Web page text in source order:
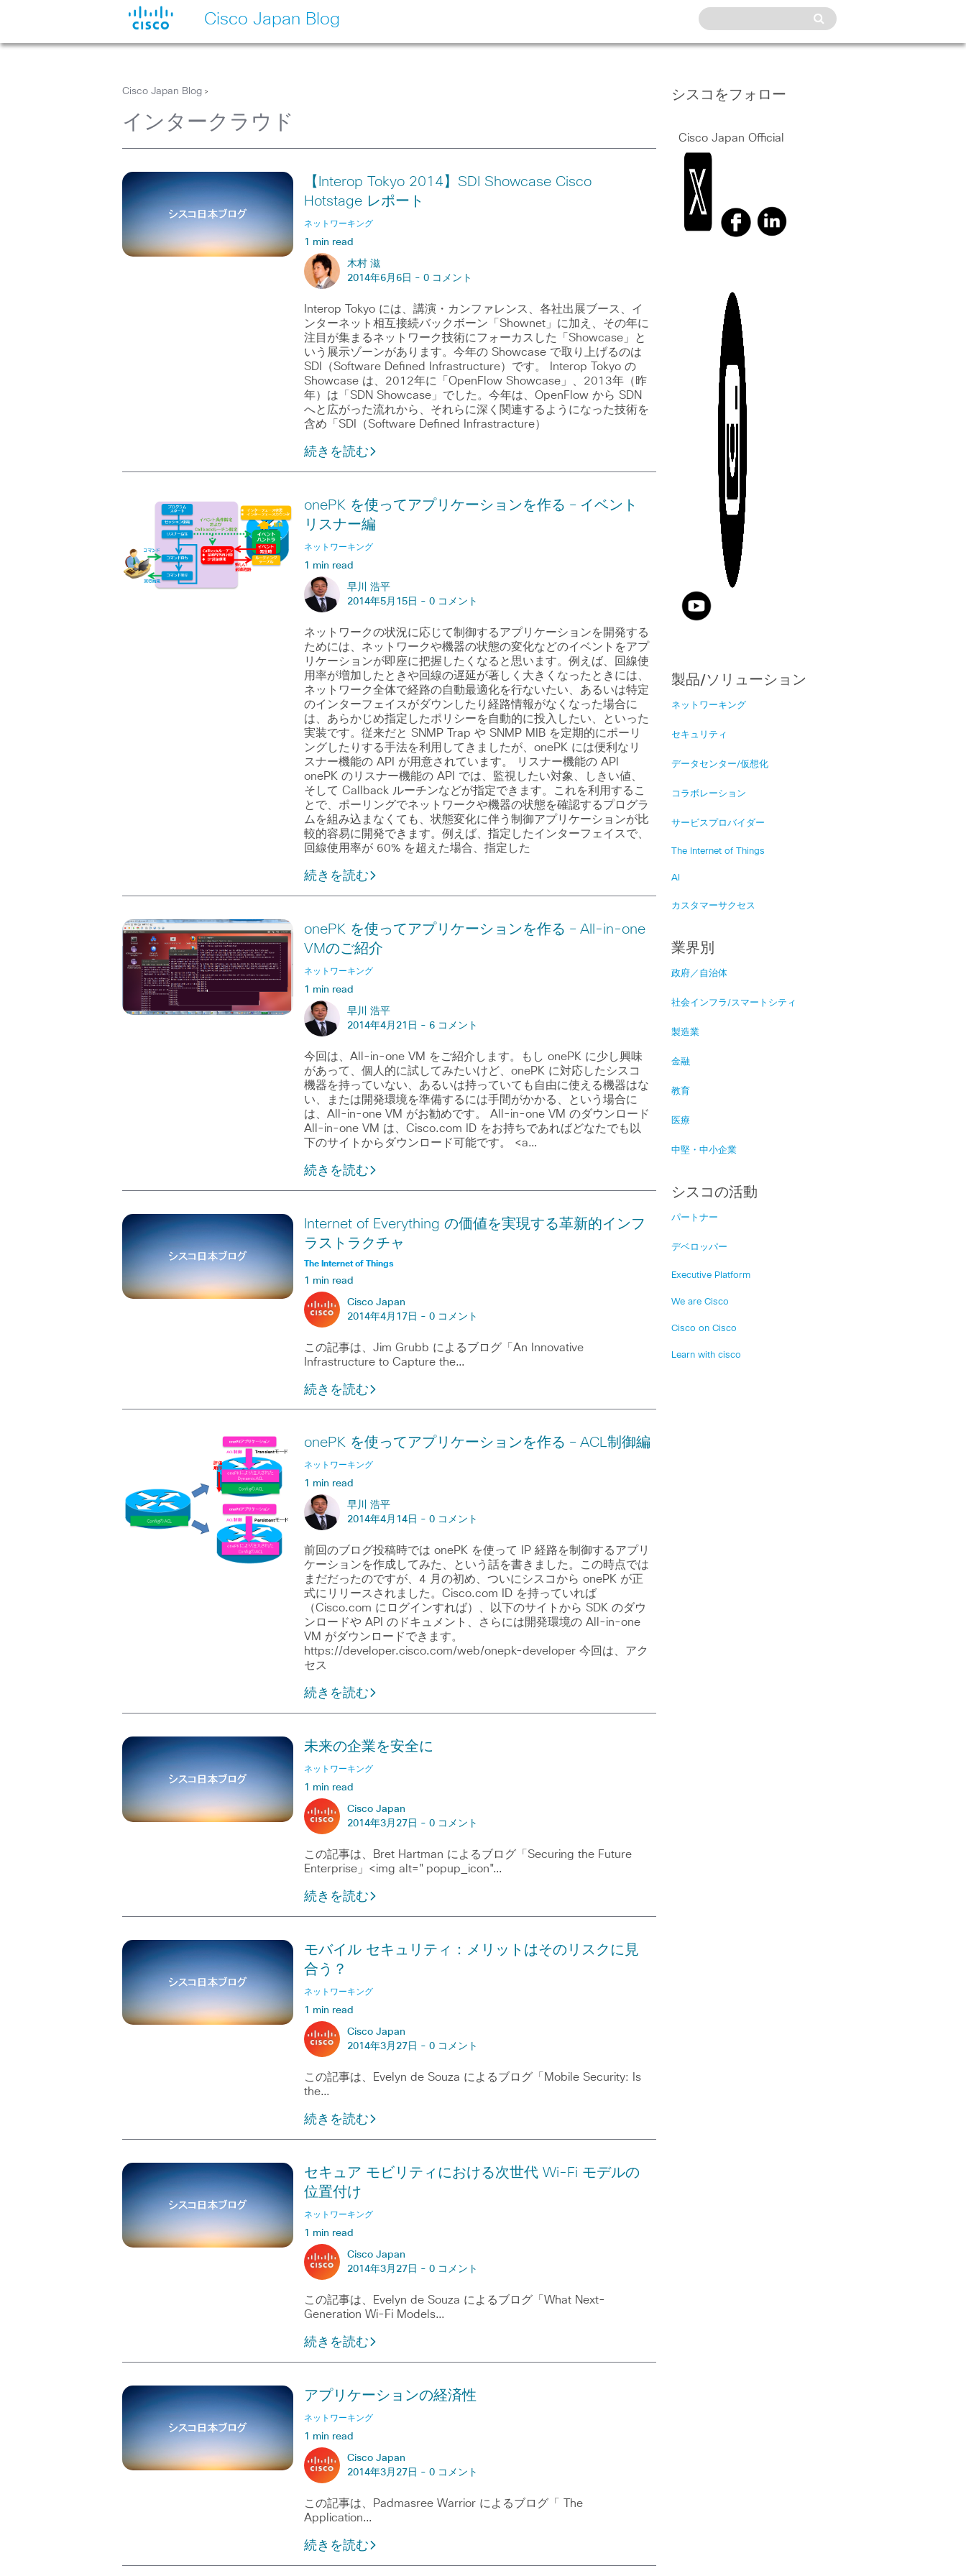
Cisco Japan Blog
Cisco Japan Blog >
インタークラウド
【Interop Tokyo 2014】SDI Showcase Cisco
Hotstage レポート
ネットワーキング
1 min read
木村 滋
2014年6月6日 - 0 コメント
Interop Tokyo には、講演・カンファレンス、各社出展ブース、イ
ンターネット相互接続バックボーン「Shownet」に加え、その年に
注目が集まるネットワーク技術にフォーカスした「Showcase」と
いう展示ゾーンがあります。今年の Showcase で取り上げるのは
SDI（Software Defined Infrastructure）です。 Interop Tokyo の
Showcase は、2012年に「OpenFlow Showcase」、2013年（昨
年）は「SDN Showcase」でした。今年は、OpenFlow から SDN
へと広がった流れから、それらに深く関連するようになった技術を
含め「SDI（Software Defined Infrastracture）
続きを読む
onePK を使ってアプリケーションを作る – イベント
リスナー編
ネットワーキング
1 min read
早川 浩平
2014年5月15日 - 0 コメント
ネットワークの状況に応じて制御するアプリケーションを開発する
ためには、ネットワークや機器の状態の変化などのイベントをアプ
リケーションが即座に把握したくなると思います。例えば、回線使
用率が増加したときや回線の遅延が著しく大きくなったときには、
ネットワーク全体で経路の自動最適化を行ないたい、あるいは特定
のインターフェイスがダウンしたり経路情報がなくなった場合に
は、あらかじめ指定したポリシーを自動的に投入したい、といった
実装です。従来だと SNMP Trap や SNMP MIB を定期的にポーリ
ングしたりする手法を利用してきましたが、onePK には便利なリ
スナー機能の API が用意されています。 リスナー機能の API
onePK のリスナー機能の API では、監視したい対象、しきい値、
そして Callback ルーチンなどが指定できます。これを利用するこ
とで、ポーリングでネットワークや機器の状態を確認するプログラ
ムを組み込まなくても、状態変化に伴う制御アプリケーションが比
較的容易に開発できます。例えば、指定したインターフェイスで、
回線使用率が 60% を超えた場合、指定した
続きを読む
onePK を使ってアプリケーションを作る – All-in-one
VMのご紹介
ネットワーキング
1 min read
早川 浩平
2014年4月21日 - 6 コメント
今回は、All-in-one VM をご紹介します。もし onePK に少し興味
があって、個人的に試してみたいけど、onePK に対応したシスコ
機器を持っていない、あるいは持っていても自由に使える機器はな
い、または開発環境を準備するには手間がかかる、という場合に
は、All-in-one VM がお勧めです。 All-in-one VM のダウンロード
All-in-one VM は、Cisco.com ID をお持ちであればどなたでも以
下のサイトからダウンロード可能です。 <a…
続きを読む
Internet of Everything の価値を実現する革新的インフ
ラストラクチャ
The Internet of Things
1 min read
Cisco Japan
2014年4月17日 - 0 コメント
この記事は、Jim Grubb によるブログ「An Innovative
Infrastructure to Capture the…
続きを読む
onePK を使ってアプリケーションを作る – ACL制御編
ネットワーキング
1 min read
早川 浩平
2014年4月14日 - 0 コメント
前回のブログ投稿時では onePK を使って IP 経路を制御するアプリ
ケーションを作成してみた、という話を書きました。この時点では
まだだったのですが、4 月の初め、ついにシスコから onePK が正
式にリリースされました。Cisco.com ID を持っていれば
（Cisco.com にログインすれば）、以下のサイトから SDK のダウ
ンロードや API のドキュメント、さらには開発環境の All-in-one
VM がダウンロードできます。
https://developer.cisco.com/web/onepk-developer 今回は、アク
セス
続きを読む
未来の企業を安全に
ネットワーキング
1 min read
Cisco Japan
2014年3月27日 - 0 コメント
この記事は、Bret Hartman によるブログ「Securing the Future
Enterprise」<img alt="popup_icon"…
続きを読む
モバイル セキュリティ：メリットはそのリスクに見
合う？
ネットワーキング
1 min read
Cisco Japan
2014年3月27日 - 0 コメント
この記事は、Evelyn de Souza によるブログ「Mobile Security: Is
the…
続きを読む
セキュア モビリティにおける次世代 Wi-Fi モデルの
位置付け
ネットワーキング
1 min read
Cisco Japan
2014年3月27日 - 0 コメント
この記事は、Evelyn de Souza によるブログ「What Next-
Generation Wi-Fi Models…
続きを読む
アプリケーションの経済性
ネットワーキング
1 min read
Cisco Japan
2014年3月27日 - 0 コメント
この記事は、Padmasree Warrior によるブログ「 The
Application…
続きを読む
シスコをフォロー
Cisco Japan Official
製品/ソリューション
ネットワーキング
セキュリティ
データセンター/仮想化
コラボレーション
サービスプロバイダー
The Internet of Things
AI
カスタマーサクセス
業界別
政府／自治体
社会インフラ/スマートシティ
製造業
金融
教育
医療
中堅・中小企業
シスコの活動
パートナー
デベロッパー
Executive Platform
We are Cisco
Cisco on Cisco
Learn with cisco